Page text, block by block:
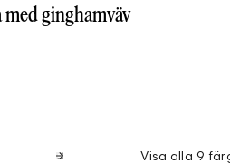
ginghamväv
Visa alla 9